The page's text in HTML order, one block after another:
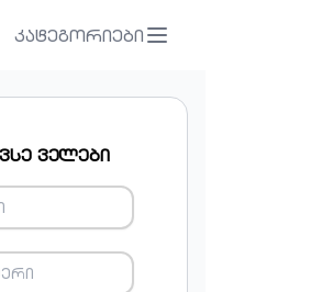
კატეგორიები
ველები